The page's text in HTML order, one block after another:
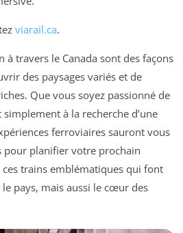
viarail.ca.
à travers le Canada sont des façons
des paysages variés et de
Que vous soyez passionné de
à la recherche d’une
ferroviaires sauront vous
pour planifier votre prochain
ces trains emblématiques qui font
pays, mais aussi le cœur des